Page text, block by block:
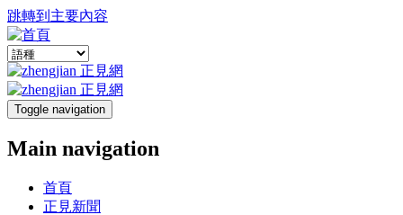
跳轉到主要內容
Toggle navigation
Main navigation
首頁
正見新聞